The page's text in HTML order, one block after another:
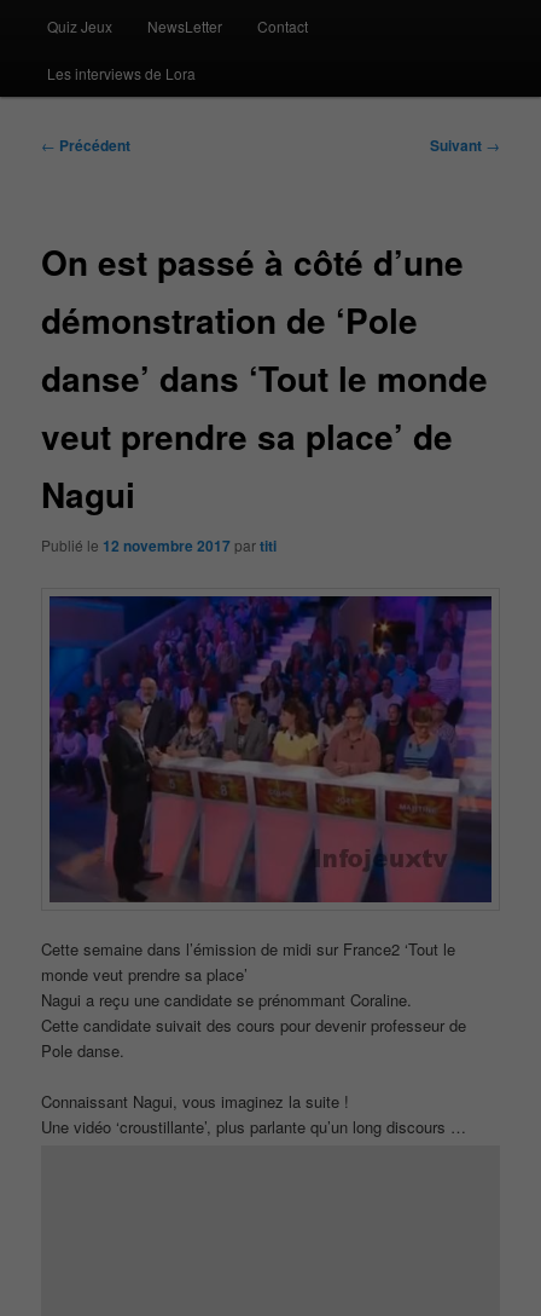
Quiz Jeux NewsLetter Contact
Les interviews de Lora
Navigation
← Précédent Suivant →
On est passé à côté d’une
démonstration de ‘Pole
danse’ dans ‘Tout le monde
veut prendre sa place’ de
Nagui
Publié le 12 novembre 2017 partiti
Cette semaine dans l’émission de midi sur France2 ‘Tout le
monde veut prendre sa place’
Nagui a reçu une candidate se prénommant Coraline.
Cette candidate suivait des cours pour devenir professeur de
Pole danse.
Connaissant Nagui, vous imaginez la suite !
Une vidéo ‘croustillante’, plus parlante qu’un long discours …